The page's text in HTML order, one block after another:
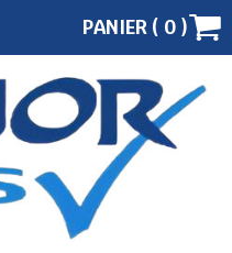
PANIER ( 0 )